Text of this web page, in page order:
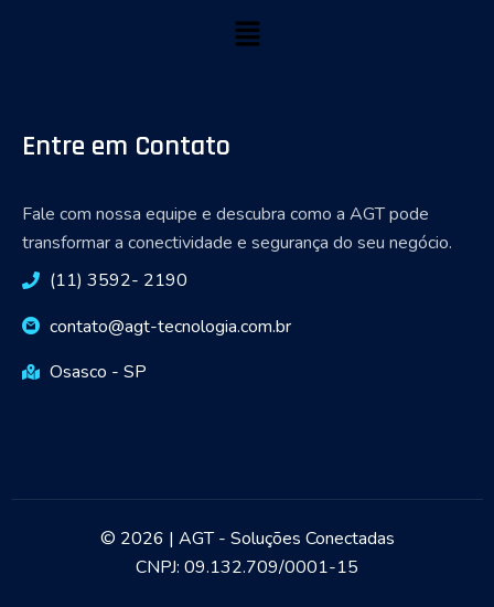
Entre em Contato
Fale com nossa equipe e descubra como a AGT pode
transformar a conectividade e segurança do seu negócio.
(11) 3592- 2190
contato@agt-tecnologia.com.br
Osasco - SP
© 2026 | AGT - Soluções Conectadas
CNPJ: 09.132.709/0001-15